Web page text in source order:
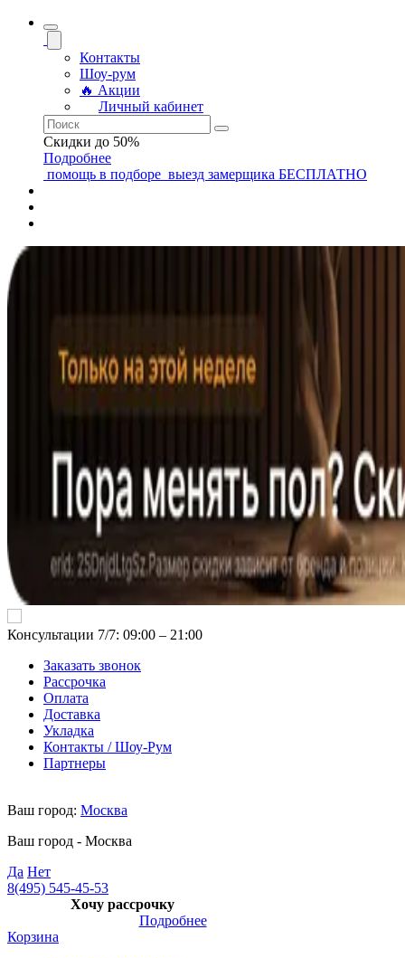
Контакты
Шоу-рум
🔥 Акции
Личный кабинет
Скидки до 50%
Подробнее
помощь в подборе выезд замерщика БЕСПЛАТНО
Консультации 7/7: 09:00 ‒ 21:00
Заказать звонок
Рассрочка
Оплата
Доставка
Укладка
Контакты / Шоу-Рум
Партнеры
Ваш город: Москва
Ваш город - Москва
Да Нет
8(495) 545-45-53
Хочу рассрочку
Подробнее
Корзина